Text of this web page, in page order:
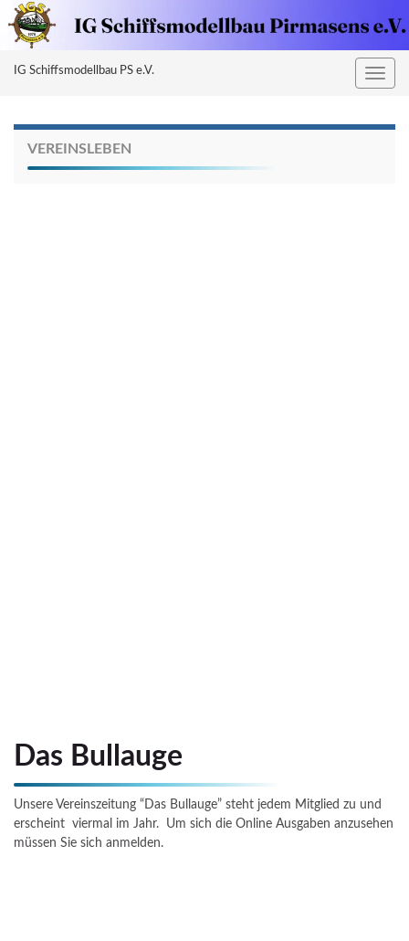
IG Schiffsmodellbau PS e.V.
VEREINSLEBEN
Das Bullauge
Unsere Vereinszeitung “Das Bullauge” steht jedem Mitglied zu und
erscheint viermal im Jahr. Um sich die Online Ausgaben anzusehen
müssen Sie sich anmelden.